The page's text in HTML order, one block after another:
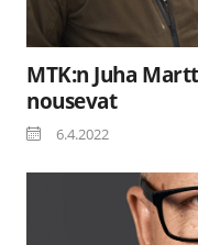
MTK:n Juha
nousevat
6.4.2022